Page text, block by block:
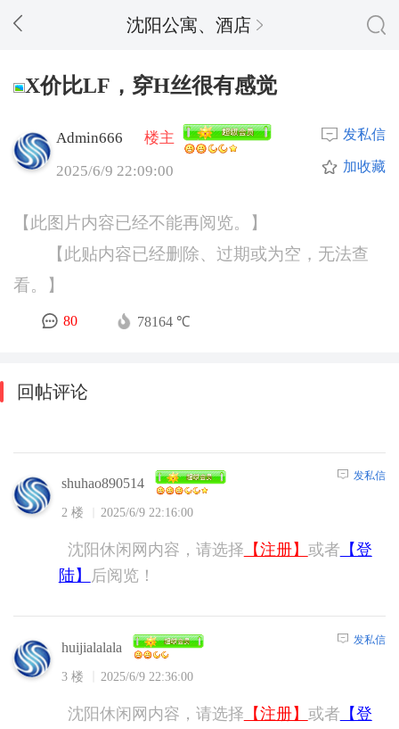
沈阳公寓、酒店
X价比LF，穿H丝很有感觉
Admin666
楼主
2025/6/9 22:09:00
发私信
加收藏
【此图片内容已经不能再阅览。】
【此贴内容已经删除、过期或为空，无法查
看。】
80 78164 ℃
回帖评论
shuhao890514
2 楼 2025/6/9 22:16:00
发私信
沈阳休闲网内容，请选择 【注册】 或者 【登
陆】
后阅览！
huijialalala
3 楼 2025/6/9 22:36:00
发私信
沈阳休闲网内容，请选择 【注册】 或者 【登